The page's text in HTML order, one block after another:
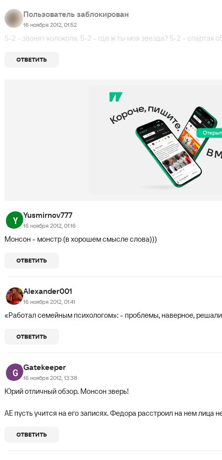
Пользователь заблокирован
16 ноября 2012, 01:52
5-2 - звонят колокола. 5-2 - где ж ты моя звезда? 5-2 - спартак
ОТВЕТИТЬ
Yusmirnov777
16 ноября 2012, 01:16
Монсон - монстр (в хорошем смысле слова)))
ОТВЕТИТЬ
Alexander001
16 ноября 2012, 01:41
«Работал семейным психологом»: - проблемы, наверное,
ОТВЕТИТЬ
Gatekeeper
16 ноября 2012, 13:38
Юрий отличный обзор. Монсон зверь!
АЕ пусть учится на его записях. Федора расстроил на нем лица
ОТВЕТИТЬ